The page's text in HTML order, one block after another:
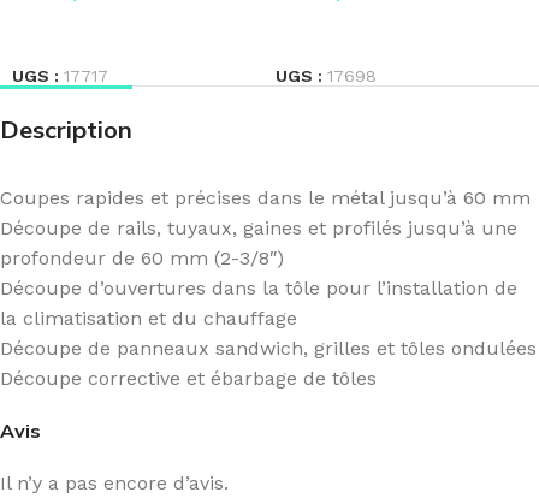
UGS : 17717 UGS : 17698
Description
Coupes rapides et précises dans le métal jusqu’à 60 mm
Découpe de rails, tuyaux, gaines et profilés jusqu’à une
profondeur de 60 mm (2-3/8″)
Découpe d’ouvertures dans la tôle pour l’installation de
la climatisation et du chauffage
Découpe de panneaux sandwich, grilles et tôles ondulées
Découpe corrective et ébarbage de tôles
Avis
Il n’y a pas encore d’avis.